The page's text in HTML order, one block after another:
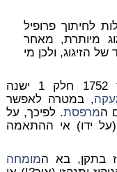
לחיתוך פרופיל
מיותרת, מאחר
הזיגוג, ולכן מי
מספר 1752 חלק 1 ישנה
, במטרה לאפשר
המרפסת. לפיכך, על
ידו) אי ההתאמה
בתקן, בא המומחה